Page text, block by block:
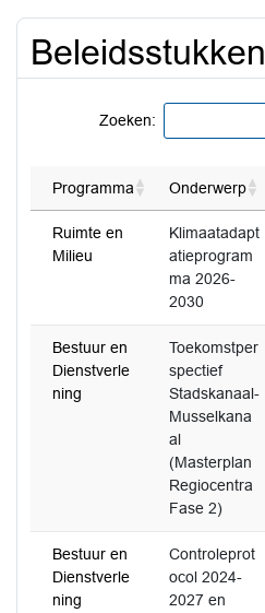
Beleidsstukken
Zoeken:
Programma Onderwerp
Ruimte en
Milieu
Klimaatadapt
atieprogram
ma 2026-
2030
Bestuur en
Dienstverle
ning
Toekomstper
spectief
Stadskanaal-
Musselkana
al
(Masterplan
Regiocentra
Fase 2)
Bestuur en
Dienstverle
ning
Controleprot
ocol 2024-
2027 en